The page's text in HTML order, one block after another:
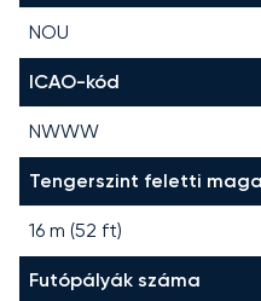
NOU
ICAO-kód
NWWW
Tengerszint feletti
16 m (52 ft)
Futópályák száma